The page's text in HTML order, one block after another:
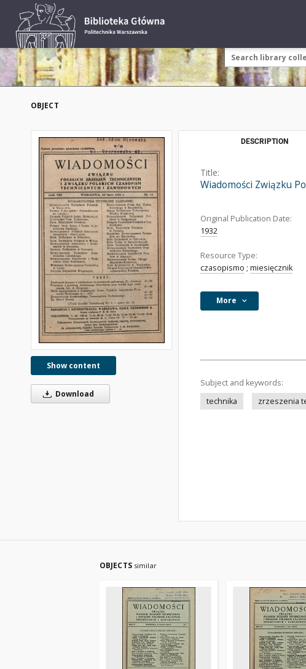
OBJECT
Show content
Download
DESCRIPTION
Title:
Wiadomości Związku
Original Publication Date:
1932
Resource Type:
czasopismo ; miesięcznik
More
Subject and keywords:
technika
zrzeszenia
OBJECTS similar